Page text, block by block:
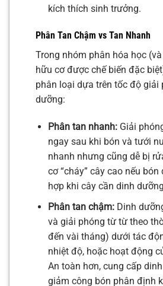
kích thích sinh trưởng.
Phân Tan Chậm vs Tan Nhanh
Trong nhóm phân hóa học
hữu cơ được chế biến đặc
phân loại dựa trên tốc độ giải
dưỡng:
Phân tan nhanh:Giải
ngay sau khi bón và tưới
nhanh nhưng cũng dễ bị
cơ “cháy” cây cao nếu
hợp khi cây cần dinh
Phân tan chậm:Dinh
và giải phóng từ từ theo
đến vài tháng) dưới tác
nhiệt độ, hoặc hoạt động
An toàn hơn, cung cấp
giảm công bón phân định